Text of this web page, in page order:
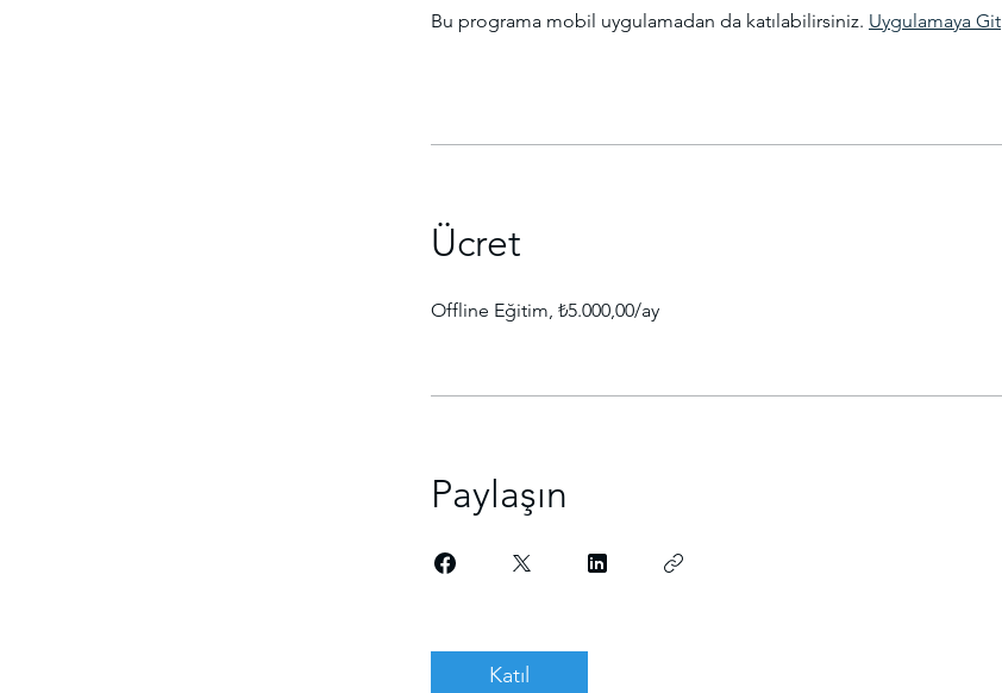
Bu programa mobil uygulamadan da katılabilirsiniz. Uygulamaya Git
Ücret
Offline Eğitim, ₺5.000,00/ay
Paylaşın
Katıl